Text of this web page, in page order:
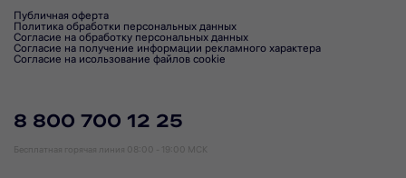
Публичная оферта
Политика обработки персональных данных
Согласие на обработку персональных данных
Согласие на получение информации рекламного характера
Согласие на исользование файлов cookie
8 800 700 12 25
Бесплатная горячая линия 08:00 - 19:00 МСК